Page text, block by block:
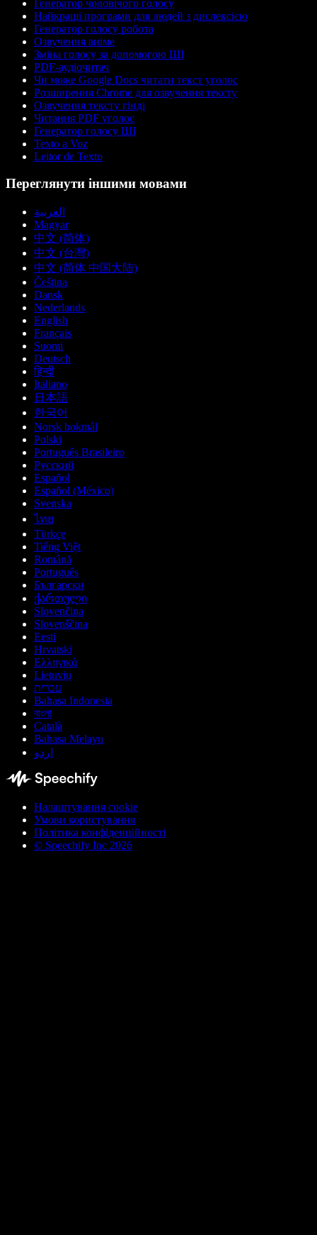
Генератор чоловічого голосу
Найкращі програми для людей з дислексією
Генератор голосу робота
Озвучення аніме
Зміна голосу за допомогою ШІ
PDF-аудіочитач
Чи може Google Docs читати текст уголос
Розширення Chrome для озвучення тексту
Озвучення тексту гінді
Читання PDF уголос
Генератор голосу ШІ
Texto a Voz
Leitor de Texto
Переглянути іншими мовами
العربية
Magyar
中文 (简体)
中文 (台灣)
中文 (简体 中国大陆)
Čeština
Dansk
Nederlands
English
Français
Suomi
Deutsch
हिन्दी
Italiano
日本語
한국어
Norsk bokmål
Polski
Português Brasileiro
Русский
Español
Español (México)
Svenska
ไทย
Türkçe
Tiếng Việt
Română
Português
Български
ქართული
Slovenčina
Slovenščina
Eesti
Hrvatski
Ελληνικά
Lietuvių
עברית
Bahasa Indonesia
বাংলা
Català
Bahasa Melayu
اردو
Налаштування cookie
Умови користування
Політика конфіденційності
© Speechify Inc 2026